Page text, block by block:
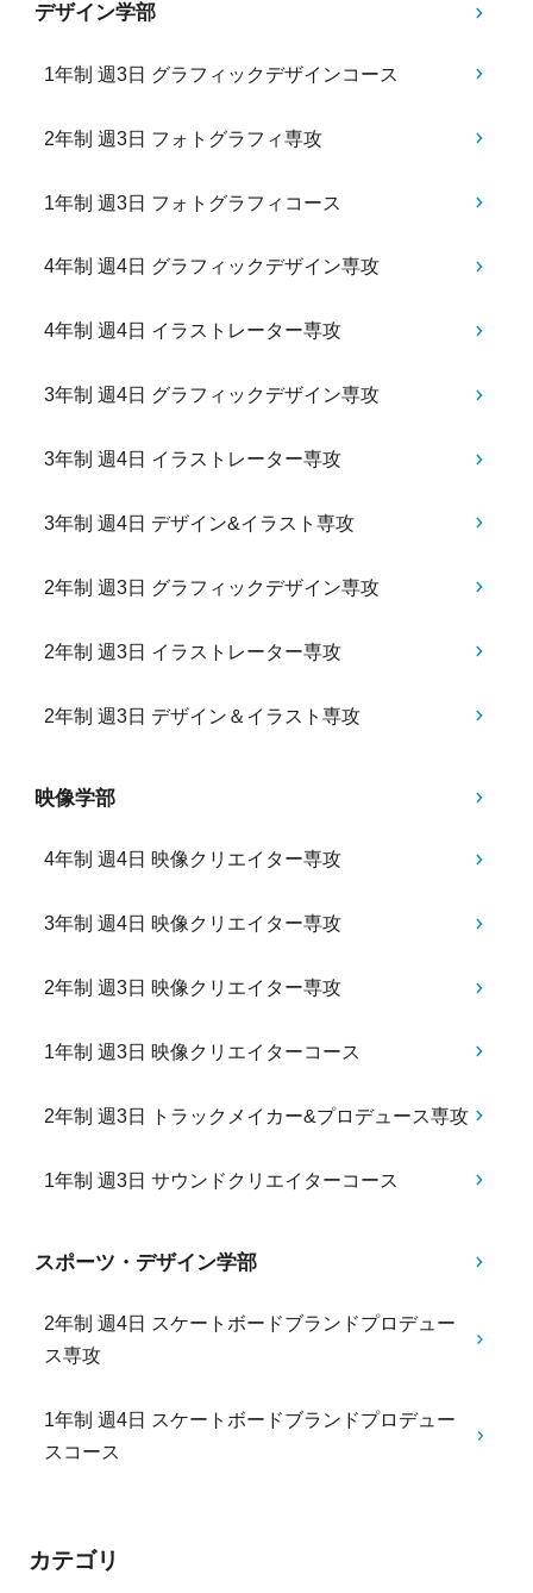
デザイン学部
1年制 週3日 グラフィックデザインコース
2年制 週3日 フォトグラフィ専攻
1年制 週3日 フォトグラフィコース
4年制 週4日 グラフィックデザイン専攻
4年制 週4日 イラストレーター専攻
3年制 週4日 グラフィックデザイン専攻
3年制 週4日 イラストレーター専攻
3年制 週4日 デザイン&イラスト専攻
2年制 週3日 グラフィックデザイン専攻
2年制 週3日 イラストレーター専攻
2年制 週3日 デザイン＆イラスト専攻
映像学部
4年制 週4日 映像クリエイター専攻
3年制 週4日 映像クリエイター専攻
2年制 週3日 映像クリエイター専攻
1年制 週3日 映像クリエイターコース
2年制 週3日 トラックメイカー&プロデュース専攻
1年制 週3日 サウンドクリエイターコース
スポーツ・デザイン学部
2年制 週4日 スケートボードブランドプロデュー
ス専攻
1年制 週4日 スケートボードブランドプロデュー
スコース
カテゴリ